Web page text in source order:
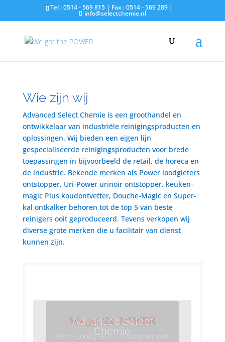
Tel : 0514 - 569 815 | Fax : 0514 - 569 289 |
info@selectchemie.nl
Wie zijn wij
Advanced Select Chemie is een groothandel en
ontwikkelaar van industriële reinigingsproducten en
oplossingen. Wij bieden een eigen lijn
gespecialiseerde reinigingsproducten voor brede
toepassingen in bijvoorbeeld de retail, de horeca en
de industrie. Bekende merken als Power loodgieters
ontstopper, Uri-Power urinoir ontstopper, keuken-
magic Plus koudontvetter, Douche-Magic en Super-
kal ontkalker behoren tot de top 5 van beste
reinigers ooit geproduceerd. Tevens verkopen wij
diverse grote merken die u facilitair van dienst
kunnen zijn.
Advanced Select
Chemie
We got the POWER
Beste Loodgieters ontstopper ooit